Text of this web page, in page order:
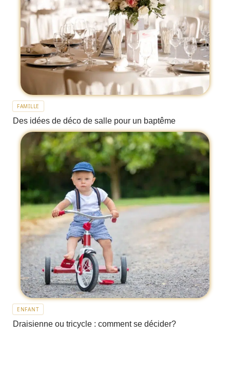
FAMILLE
Des idées de déco de salle pour un baptême
ENFANT
Draisienne ou tricycle : comment se décider?